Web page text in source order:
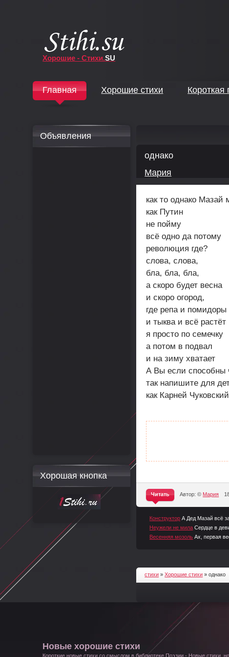
Хорошие - Стихи.SU
Главная Хорошие стихи Короткая
однако
Мария
как то однако Мазай
как Путин
не пойму
всё одно да потому
революция где?
слова, слова,
бла, бла, бла,
а скоро будет весна
и скоро огород,
где репа и помидоры
и тыква и всё растёт
я просто по семечку
а потом в подвал
и на зиму хватает
А Вы если способны
так напишите для
как Карней Чуковский
Читать
^
Автор: © Мария
Конструктор А Дед Мазай всё
Неужели не мила Сердце в
Весенняя мозоль Ах, первая
стихи »Хорошие стихи » однако
Объявления
Хорошая кнопка
Новые хорошие стихи
Короткие новые стихи со смыслом в библиотеке Поэзии - Новые стихи.